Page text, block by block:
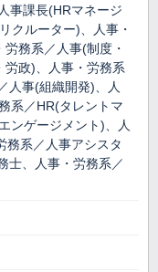
事課長(HRマネージ
クルーター)、人事・
務系／人事(制度・
労政)、人事・労務系
人事(組織開発)、人
系／HR(タレントマ
ンゲージメント)、人
務系／人事アシスタ
士、人事・労務系／